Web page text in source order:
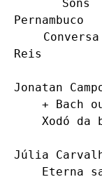
Pernambuco
Reis
Jonatan
Júlia